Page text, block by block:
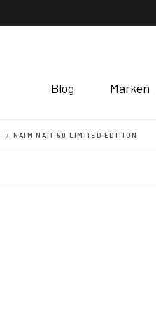
Blog Marken
NAIM NAIT 50 LIMITED EDITION